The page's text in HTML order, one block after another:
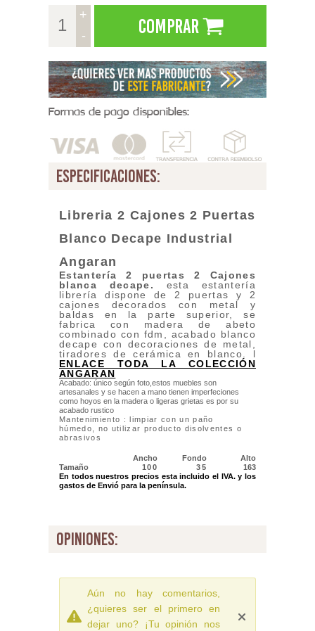
+
-
Comprar
Formas de pago disponibles:
especificaciones:
Libreria 2 Cajones 2 Puertas
Blanco Decape Industrial
Angaran
Estantería 2 puertas
2 Cajones
blanca decape. esta estantería
librería dispone de 2 puertas y 2
cajones decorados con metal y
baldas en la parte superior, se
fabrica con madera de abeto
combinado con fdm, acabado blanco
decape con decoraciones de metal,
tiradores de cerámica en blanco. l
ENLACE TODA LA COLECCIÓN
ANGARAN
Acabado: único según foto,estos muebles son
artesanales y se hacen a mano tienen imperfeciones
como hoyos en la madera o ligeras grietas es por su
acabado rustico
Mantenimiento : limpiar con un paño
húmedo, no utilizar producto disolventes o
abrasivos
Ancho Fondo
Alto
Tamaño
100 35
163
En todos nuestros precios esta incluido el IVA. y los
gastos de Envió para la península.
opiniones:
Aún no hay comentarios,
¿quieres ser el primero en
dejar uno? ¡Tu opinión nos